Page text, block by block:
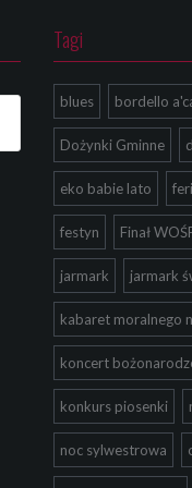
Tagi
blues bordello
Dożynki Gminne
eko babie lato
festyn Finał
jarmark jarmark
kabaret moralnego
koncert
konkurs piosenki
noc sylwestrowa